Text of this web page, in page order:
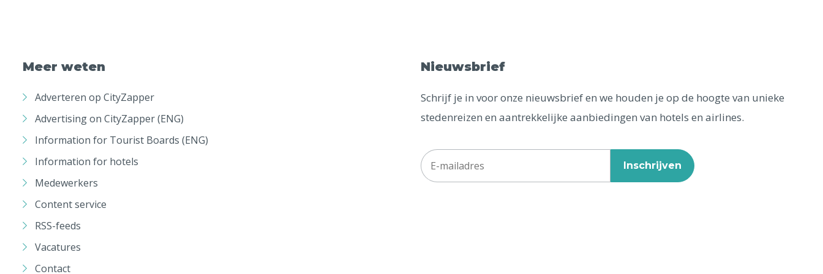
Meer weten
Adverteren op CityZapper
Advertising on CityZapper (ENG)
Information for Tourist Boards (ENG)
Information for hotels
Medewerkers
Content service
RSS-feeds
Vacatures
Contact
Nieuwsbrief
Schrijf je in voor onze nieuwsbrief en we houden je op de hoogte van unieke
stedenreizen en aantrekkelijke aanbiedingen van hotels en airlines.
Inschrijven